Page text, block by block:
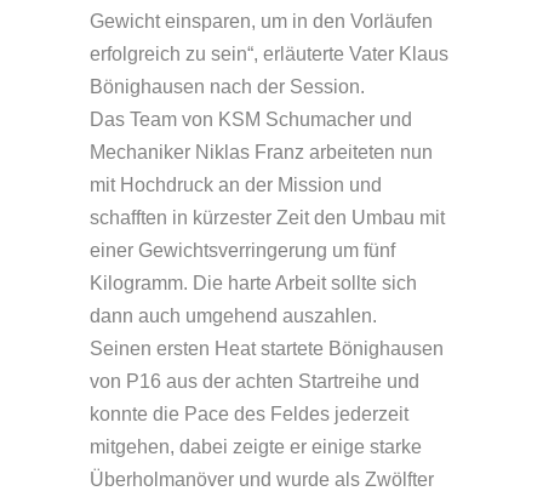
Gewicht einsparen, um in den Vorläufen
erfolgreich zu sein“, erläuterte Vater Klaus
Bönighausen nach der Session.
Das Team von KSM Schumacher und
Mechaniker Niklas Franz arbeiteten nun
mit Hochdruck an der Mission und
schafften in kürzester Zeit den Umbau mit
einer Gewichtsverringerung um fünf
Kilogramm. Die harte Arbeit sollte sich
dann auch umgehend auszahlen.
Seinen ersten Heat startete Bönighausen
von P16 aus der achten Startreihe und
konnte die Pace des Feldes jederzeit
mitgehen, dabei zeigte er einige starke
Überholmanöver und wurde als Zwölfter